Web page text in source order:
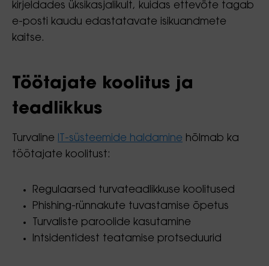
kirjeldades üksikasjalikult, kuidas ettevõte tagab
e-posti kaudu edastatavate isikuandmete
kaitse.
Töötajate koolitus ja
teadlikkus
Turvaline IT-süsteemide haldamine hõlmab ka
töötajate koolitust:
Regulaarsed turvateadlikkuse koolitused
Phishing-rünnakute tuvastamise õpetus
Turvaliste paroolide kasutamine
Intsidentidest teatamise protseduurid